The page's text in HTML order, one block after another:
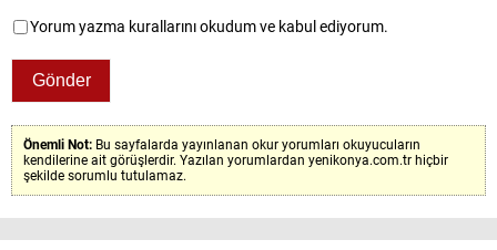
Yorum yazma kurallarını okudum ve kabul ediyorum.
Önemli Not: Bu sayfalarda yayınlanan okur yorumları okuyucuların
kendilerine ait görüşlerdir. Yazılan yorumlardan yenikonya.com.tr hiçbir
şekilde sorumlu tutulamaz.